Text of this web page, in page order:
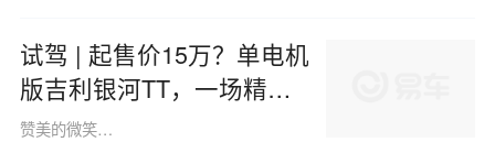
试驾 | 起售价15万？单电机
版吉利银河TT，一场精准
收割年轻人的“阳谋”
赞美的微笑小狐1421